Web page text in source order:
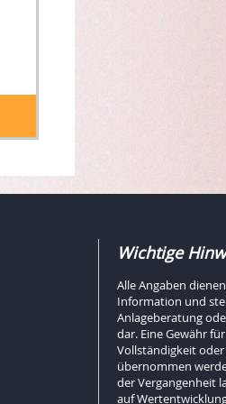
Wichtige
Alle Angaben
Information und
Anlageberatung
dar. Eine Gewähr
Vollständigkeit
übernommen
der Vergangenheit
auf